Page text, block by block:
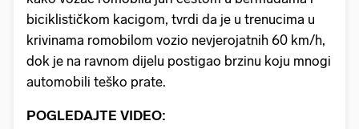
biciklističkom kacigom, tvrdi da je u trenucima u
krivinama romobilom vozio nevjerojatnih 60 km/h,
dok je na ravnom dijelu postigao brzinu koju mnogi
automobili teško prate.
POGLEDAJTE VIDEO: